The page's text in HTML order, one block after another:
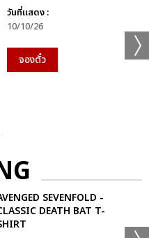
วันที่แสดง :
10/10/26
จองตั๋ว
SEVENFOLD -
DEATH BAT T-